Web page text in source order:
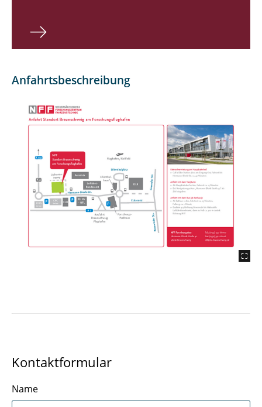
Anfahrtsbeschreibung
Kontaktformular
Name